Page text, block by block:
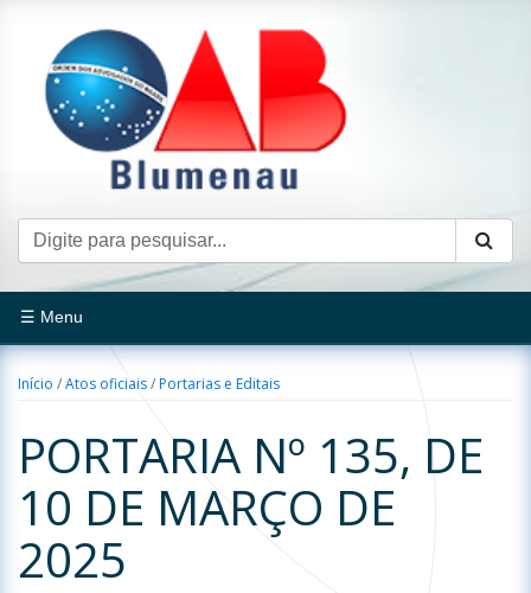
☰ Menu
Início /Atos oficiais/Portarias e Editais
PORTARIA Nº 135, DE
10 DE MARÇO DE
2025